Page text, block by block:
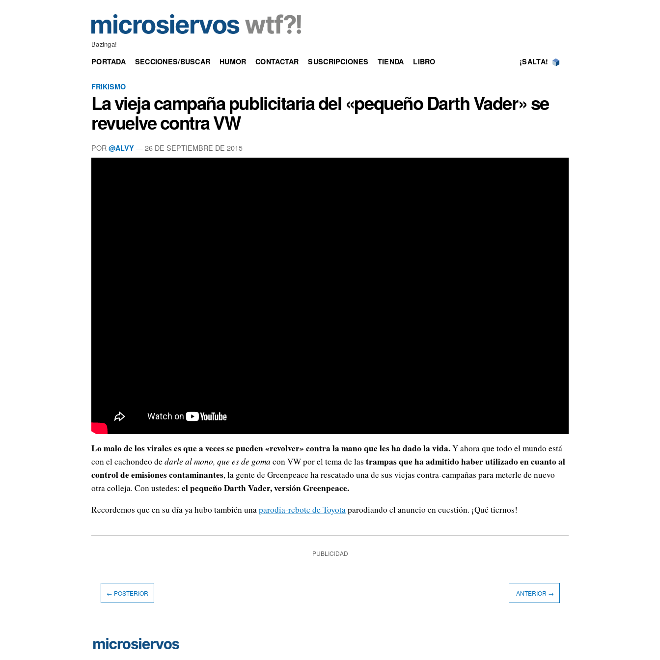
Bazinga!
PORTADA SECCIONES/BUSCAR HUMOR CONTACTAR SUSCRIPCIONES TIENDA LIBRO ¡SALTA!
FRIKISMO
La vieja campaña publicitaria del «pequeño Darth Vader» se
revuelve contra VW
POR @ALVY —26 DE SEPTIEMBRE DE 2015
Lo malo de los virales es que a veces se pueden «revolver» contra la mano que les ha dado la vida.Y ahora que todo el mundo está
con el cachondeo dedarle al mono, que es de goma con VW por el tema de las trampas que ha admitido haber utilizado en cuanto al
control de emisiones contaminantes, la gente de Greenpeace ha rescatado una de sus viejas contra-campañas para meterle de nuevo
otra colleja. Con ustedes: el pequeño Darth Vader, versión Greenpeace.
Recordemos que en su día ya hubo también unaparodia-rebote de Toyotaparodiando el anuncio en cuestión. ¡Qué tiernos!
PUBLICIDAD
← POSTERIOR ANTERIOR →